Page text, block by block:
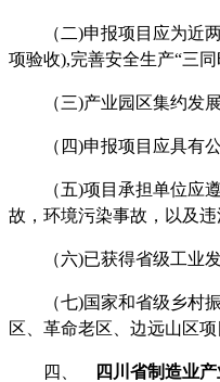
（二)申报项目应为近
项验收),完善安全生产“三
（三)产业园区集约发
（四)申报项目应具有
（五)项目承担单位应
故，环境污染事故，以及
（六)已获得省级工业
（七)国家和省级乡村
区、革命老区、边远山区
四、 四川省制造业